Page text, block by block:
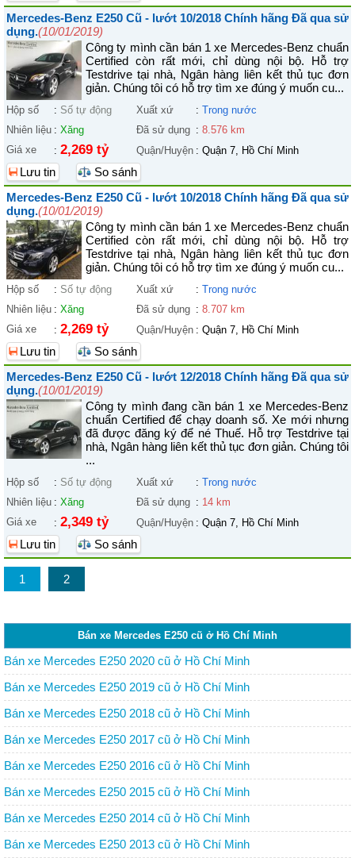
Mercedes-Benz E250 Cũ - lướt 10/2018 Chính hãng Đã qua sử
dụng.(10/01/2019)
Công ty mình cần bán 1 xe Mercedes-Benz chuẩn
Certified còn rất mới, chỉ dùng nội bộ. Hỗ trợ
Testdrive tại nhà, Ngân hàng liên kết thủ tục đơn
giản. Chúng tôi có hỗ trợ tìm xe đúng ý muốn cu...
Hộp số : Số tự động Xuất xứ : Trong nước
Nhiên liệu : Xăng Đã sử dụng : 8.576 km
Giá xe
: 2,269 tỷ Quận/Huyện : Quận 7, Hồ Chí Minh
Lưu tin
So sánh
Mercedes-Benz E250 Cũ - lướt 10/2018 Chính hãng Đã qua sử
dụng.(10/01/2019)
Công ty mình cần bán 1 xe Mercedes-Benz chuẩn
Certified còn rất mới, chỉ dùng nội bộ. Hỗ trợ
Testdrive tại nhà, Ngân hàng liên kết thủ tục đơn
giản. Chúng tôi có hỗ trợ tìm xe đúng ý muốn cu...
Hộp số : Số tự động Xuất xứ : Trong nước
Nhiên liệu : Xăng Đã sử dụng : 8.707 km
Giá xe
: 2,269 tỷ Quận/Huyện : Quận 7, Hồ Chí Minh
Lưu tin
So sánh
Mercedes-Benz E250 Cũ - lướt 12/2018 Chính hãng Đã qua sử
dụng.(10/01/2019)
Công ty mình đang cần bán 1 xe Mercedes-Benz
chuẩn Certified để chạy doanh số. Xe mới nhưng
đã được đăng ký để né Thuế. Hỗ trợ Testdrive tại
nhà, Ngân hàng liên kết thủ tục đơn giản. Chúng tôi
...
Hộp số : Số tự động Xuất xứ : Trong nước
Nhiên liệu : Xăng Đã sử dụng : 14 km
Giá xe
: 2,349 tỷ Quận/Huyện : Quận 7, Hồ Chí Minh
Lưu tin So sánh
1 2
Bán xe Mercedes E250 cũ ở Hồ Chí Minh
Bán xe Mercedes E250 2020 cũ ở Hồ Chí Minh
Bán xe Mercedes E250 2019 cũ ở Hồ Chí Minh
Bán xe Mercedes E250 2018 cũ ở Hồ Chí Minh
Bán xe Mercedes E250 2017 cũ ở Hồ Chí Minh
Bán xe Mercedes E250 2016 cũ ở Hồ Chí Minh
Bán xe Mercedes E250 2015 cũ ở Hồ Chí Minh
Bán xe Mercedes E250 2014 cũ ở Hồ Chí Minh
Bán xe Mercedes E250 2013 cũ ở Hồ Chí Minh